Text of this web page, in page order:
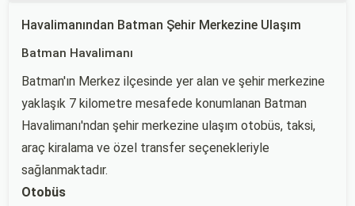
Havalimanından Batman Şehir Merkezine Ulaşım
Batman Havalimanı
Batman'ın Merkez ilçesinde yer alan ve şehir merkezine
yaklaşık 7 kilometre mesafede konumlanan Batman
Havalimanı'ndan şehir merkezine ulaşım otobüs, taksi,
araç kiralama ve özel transfer seçenekleriyle
sağlanmaktadır.
Otobüs